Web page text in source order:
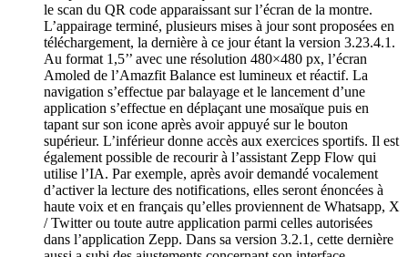
le scan du QR code apparaissant sur l’écran de la montre.
L’appairage terminé, plusieurs mises à jour sont proposées en
téléchargement, la dernière à ce jour étant la version 3.23.4.1.
Au format 1,5’’ avec une résolution 480×480 px, l’écran
Amoled de l’Amazfit Balance est lumineux et réactif. La
navigation s’effectue par balayage et le lancement d’une
application s’effectue en déplaçant une mosaïque puis en
tapant sur son icone après avoir appuyé sur le bouton
supérieur. L’inférieur donne accès aux exercices sportifs. Il est
également possible de recourir à l’assistant Zepp Flow qui
utilise l’IA. Par exemple, après avoir demandé vocalement
d’activer la lecture des notifications, elles seront énoncées à
haute voix et en français qu’elles proviennent de Whatsapp, X
/ Twitter ou toute autre application parmi celles autorisées
dans l’application Zepp. Dans sa version 3.2.1, cette dernière